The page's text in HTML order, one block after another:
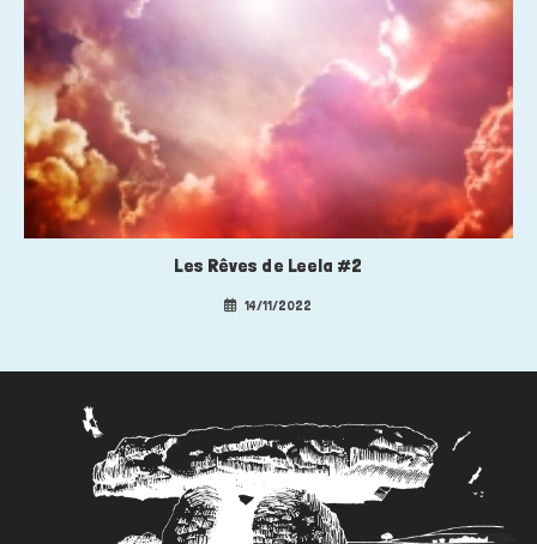
Les Rêves de Leela #2
14/11/2022